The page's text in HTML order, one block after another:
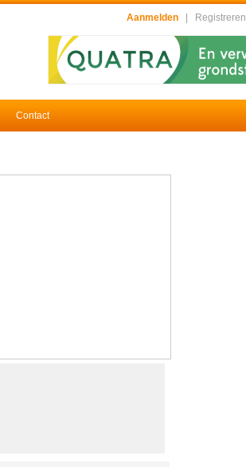
Aanmelden Registreren
Contact